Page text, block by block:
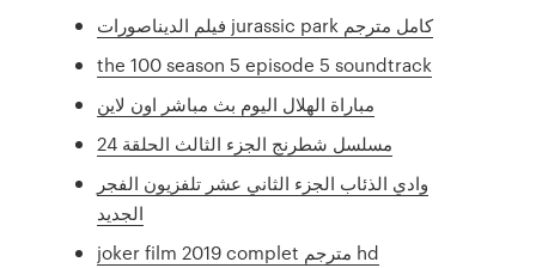
فيلم الديناصورات jurassic park كامل مترجم
the 100 season 5 episode 5 soundtrack
مباراة الهلال اليوم بث مباشر اون لاين
مسلسل شطرنج الجزء الثالث الحلقة 24
وادي الذئاب الجزء الثاني عشر تلفزيون الفجر
الجديد
joker film 2019 complet مترجم hd